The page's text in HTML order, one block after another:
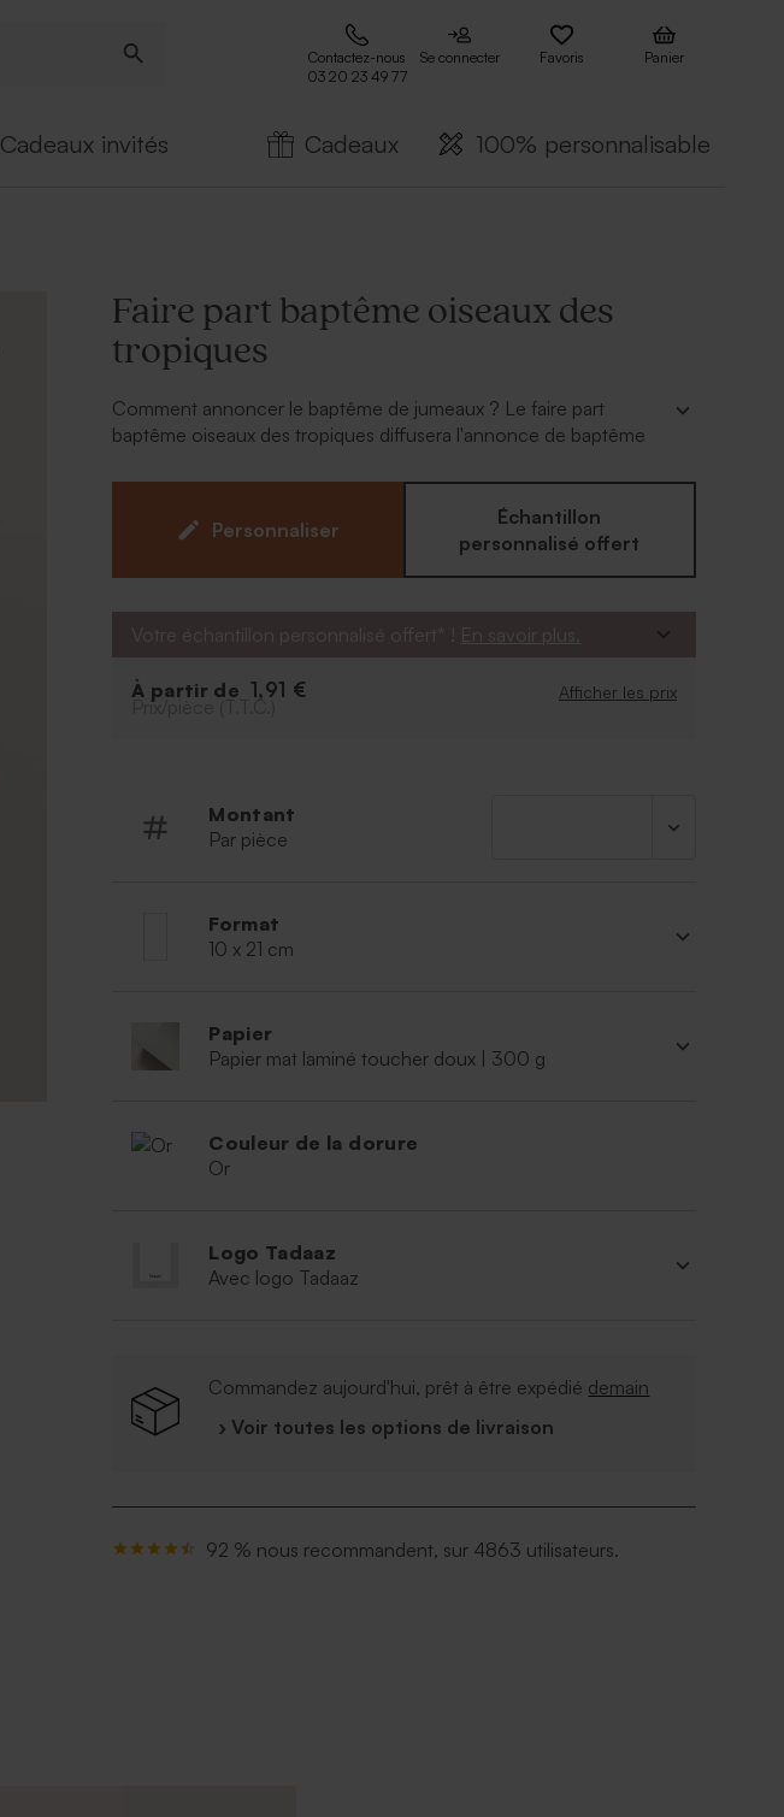
Contactez-nous
03 20 23 49 77
Se connecter Favoris Panier
Cadeaux invités Cadeaux 100% personnalisable
Faire part baptême oiseaux des
tropiques
Comment annoncer le baptême de jumeaux ? Le faire part
baptême oiseaux des tropiques diffusera l'annonce de baptême
pour les prénoms et les illustrations rendent cette carte de
baptême magique et chic à la fois. Elle saura conquérir le coeur
de votre famille avec ces deux colibris prenant leur envol.
Gâtez également vos proches le jour du baptême avec les boites
à dragées baptême oiseaux des tropiques.
Personnaliser
Échantillon
personnalisé offert
Votre échantillon personnalisé offert* ! En savoir plus.
À partir de 1,91 € Afficher les prix
Prix/pièce (T.T.C.)
Montant
Par pièce
Format
10 x 21 cm
Papier
Papier mat laminé toucher doux | 300 g
Couleur de la dorure
Or
Logo Tadaaz
Avec logo Tadaaz
Commandez aujourd'hui, prêt à être expédié demain
› Voir toutes les options de livraison
92 % nous recommandent, sur 4863 utilisateurs.